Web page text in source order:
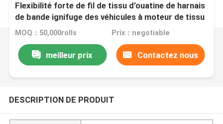
Flexibilité forte de fil de tissu d'ouatine de harnais
de bande ignifuge des véhicules à moteur de tissu
MOQ：50,000rolls Prix：negotiable
meilleur prix Contactez nous
DESCRIPTION DE PRODUIT